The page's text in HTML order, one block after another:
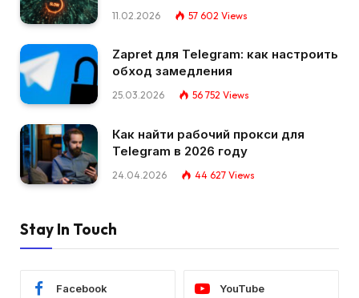
11.02.2026 57 602 Views
Zapret для Telegram: как настроить
обход замедления
25.03.2026 56 752 Views
Как найти рабочий прокси для
Telegram в 2026 году
24.04.2026 44 627 Views
Stay In Touch
Facebook YouTube